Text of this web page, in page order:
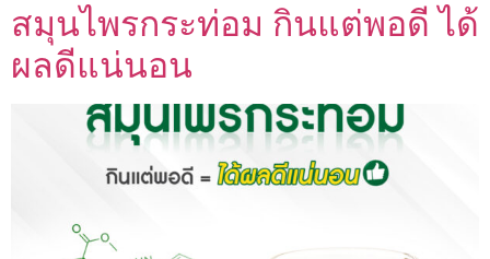
สมุนไพรกระท่อม กินแต่พอดี ได้
ผลดีแน่นอน